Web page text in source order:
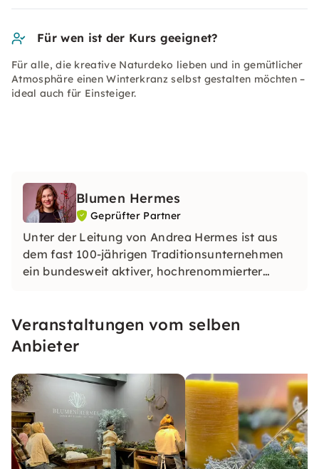
Für wen ist der Kurs geeignet?
Für alle, die kreative Naturdeko lieben und in gemütlicher
Atmosphäre einen Winterkranz selbst gestalten möchten –
ideal auch für Einsteiger.
Blumen Hermes
Geprüfter Partner
Unter der Leitung von Andrea Hermes ist aus
dem fast 100-jährigen Traditionsunternehmen
ein bundesweit aktiver, hochrenommierter
Veranstaltungen vom selben
Anbieter